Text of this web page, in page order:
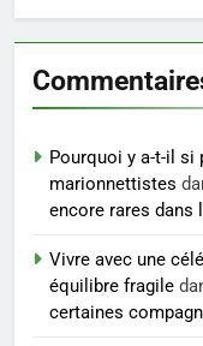
6
7
Pourquoi y a-t-il si
marionnettistes
encore rares dans
Vivre avec une
équilibre fragile
certaines